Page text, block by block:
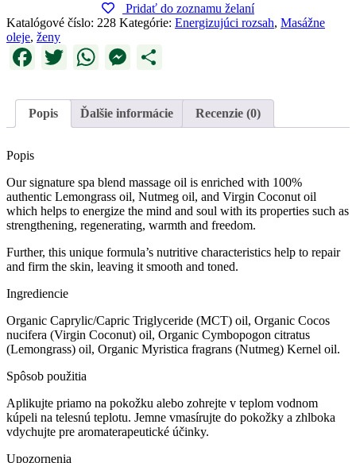
Pridať do zoznamu želaní
Katalógové číslo: 228 Kategórie: Energizujúci rozsah, Masážne
oleje, ženy
Facebook
TwitterWhatsApp
Messenger
Popis Ďalšie informácie Recenzie (0)
Popis
Our signature spa blend massage oil is enriched with 100%
authentic Lemongrass oil, Nutmeg oil, and Virgin Coconut oil
which helps to energize the mind and soul with its properties such as
strengthening, regenerating, warmth and freedom.
Further, this unique formula’s nutritive characteristics help to repair
and firm the skin, leaving it smooth and toned.
Ingrediencie
Organic Caprylic/Capric Triglyceride (MCT) oil, Organic Cocos
nucifera (Virgin Coconut) oil, Organic Cymbopogon citratus
(Lemongrass) oil, Organic Myristica fragrans (Nutmeg) Kernel oil.
Spôsob použitia
Aplikujte priamo na pokožku alebo zohrejte v teplom vodnom
kúpeli na telesnú teplotu. Jemne vmasírujte do pokožky a zhlboka
vdychujte pre aromaterapeutické účinky.
Upozornenia